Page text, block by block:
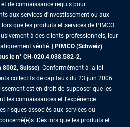
de connaissance requis pour
aux services d'investissement ou aux
que les produits et services de PIMCO
à des clients professionnels, leur
vérifié. |
PIMCO (Schweiz)
le n° CH-020.4.038.582-2,
8002, Suisse). Conformément à la loi
collectifs de capitaux du 23 juin 2006
est en droit de supposer que les
les connaissances et l'expérience
risques associés aux services ou
Dès lors que les produits et